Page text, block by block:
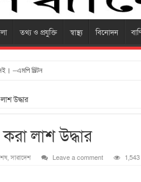
তথ্য ও প্রযুক্তি স্বাস্থ্য বিনোদন
–এমপি মিল্টন
উদ্ধার
লাশ উদ্ধার
,সারাদেশ Leave a comment